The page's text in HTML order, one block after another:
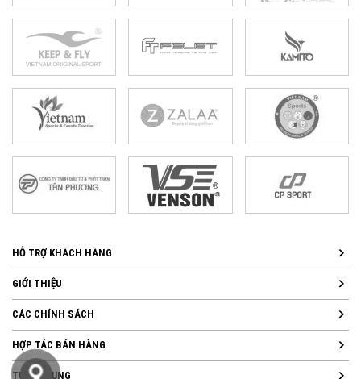
HỖ TRỢ KHÁCH HÀNG
GIỚI THIỆU
CÁC CHÍNH SÁCH
HỢP TÁC BÁN HÀNG
TUYỂN DỤNG